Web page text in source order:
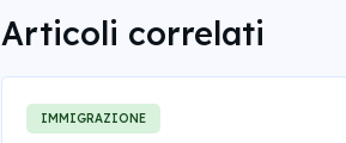
Articoli correlati
IMMIGRAZIONE